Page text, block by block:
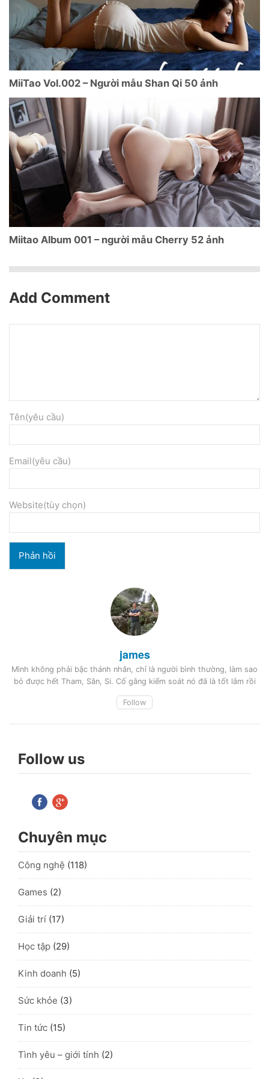
MiiTao Vol.002 – Người mẫu Shan Qi 50 ảnh
Miitao Album 001 – người mẫu Cherry 52 ảnh
Add Comment
Tên(yêu cầu)
Email(yêu cầu)
Website(tùy chọn)
james
Mình không phải bậc thánh nhân, chỉ là người bình thường, làm sao
bỏ được hết Tham, Sân, Si. Cố gắng kiểm soát nó đã là tốt lắm rồi
Follow
Follow us
Chuyên mục
Công nghệ (118)
Games (2)
Giải trí (17)
Học tập (29)
Kinh doanh (5)
Sức khỏe (3)
Tin tức (15)
Tình yêu – giới tính (2)